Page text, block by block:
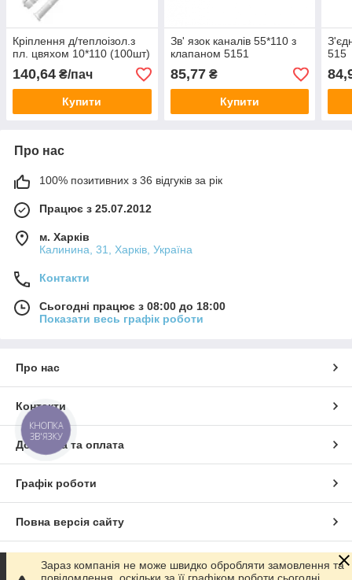
Кріплення д/теплоізол.з
пл. цвяхом 10*110 (100шт)
140,64 ₴/пач
Купити
Зв' язок каналів 55*110 з
клапаном 5151
85,77₴
Купити
515
Про нас
100% позитивних з 36 відгуків за рік
Працює з 25.07.2012
м. Харків
Калинина, 31, Харків, Україна
Контакти
Сьогодні працює з 08:00 до 18:00
Показати весь графік роботи
Про нас
Контакти
Доставка та оплата
Графік роботи
Повна версія сайту
Сайт створено на маркетплейсіProm.ua
Зараз компанія не може швидко обробляти замовлення та
КНОПКА
ЗВ'ЯЗКУ